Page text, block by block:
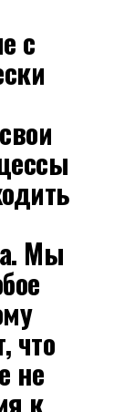
с
Мы
что
не
к